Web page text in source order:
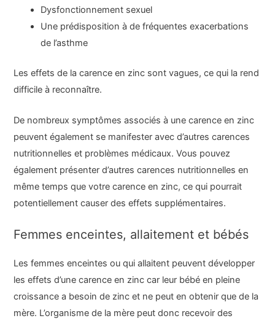
Dysfonctionnement sexuel
Une prédisposition à de fréquentes exacerbations
de l’asthme
Les effets de la carence en zinc sont vagues, ce qui la rend
difficile à reconnaître.
De nombreux symptômes associés à une carence en zinc
peuvent également se manifester avec d’autres carences
nutritionnelles et problèmes médicaux. Vous pouvez
également présenter d’autres carences nutritionnelles en
même temps que votre carence en zinc, ce qui pourrait
potentiellement causer des effets supplémentaires.
Femmes enceintes, allaitement et bébés
Les femmes enceintes ou qui allaitent peuvent développer
les effets d’une carence en zinc car leur bébé en pleine
croissance a besoin de zinc et ne peut en obtenir que de la
mère. L’organisme de la mère peut donc recevoir des